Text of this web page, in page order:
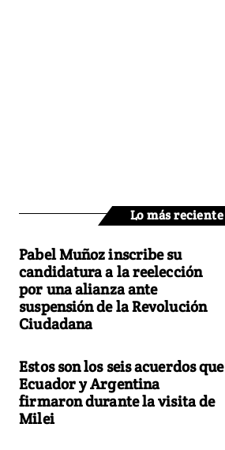
Lo más reciente
Pabel Muñoz inscribe su
candidatura a la reelección
por una alianza ante
suspensión de la Revolución
Ciudadana
Estos son los seis acuerdos que
Ecuador y Argentina
firmaron durante la visita de
Milei